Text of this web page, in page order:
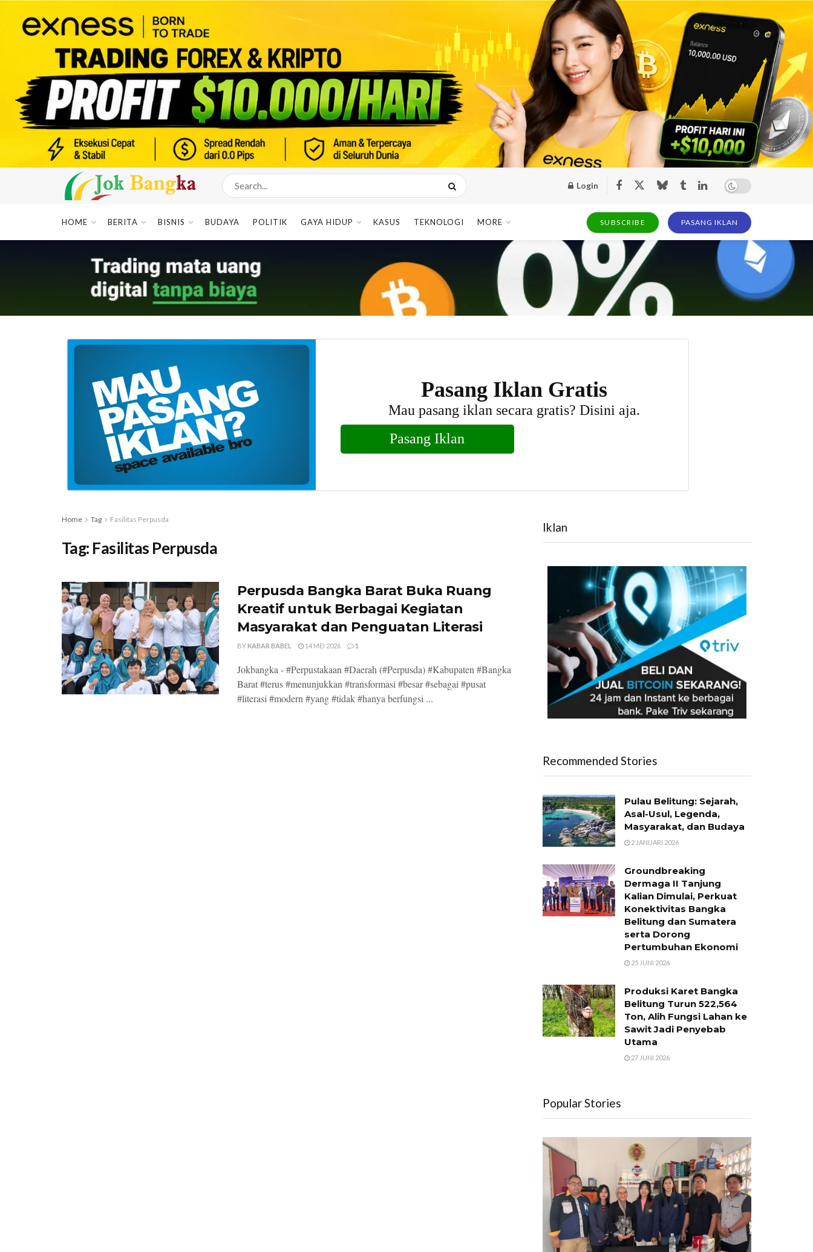
Login
HOME BERITA BISNIS BUDAYA POLITIK GAYA HIDUP KASUS TEKNOLOGI MORE SUBSCRIBE PASANG IKLAN
Home Tag Fasilitas Perpusda
Tag: Fasilitas Perpusda
Perpusda Bangka Barat Buka Ruang
Kreatif untuk Berbagai Kegiatan
Masyarakat dan Penguatan Literasi
BYKABAR BABEL 14 MEI 2026 1
Jokbangka - #Perpustakaan #Daerah (#Perpusda) #Kabupaten #Bangka
Barat #terus #menunjukkan #transformasi #besar #sebagai #pusat
#literasi #modern #yang #tidak #hanya berfungsi ...
Iklan
Recommended Stories
Pulau Belitung: Sejarah,
Asal-Usul, Legenda,
Masyarakat, dan Budaya
2 JANUARI 2026
Groundbreaking
Dermaga II Tanjung
Kalian Dimulai, Perkuat
Konektivitas Bangka
Belitung dan Sumatera
serta Dorong
Pertumbuhan Ekonomi
25 JUNI 2026
Produksi Karet Bangka
Belitung Turun 522,564
Ton, Alih Fungsi Lahan ke
Sawit Jadi Penyebab
Utama
27 JUNI 2026
Popular Stories